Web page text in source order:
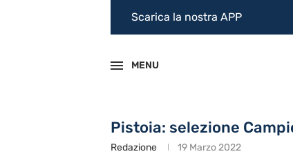
Scarica la nostra APP
MENU
Pistoia: selezione
Redazione 19 Marzo 2022